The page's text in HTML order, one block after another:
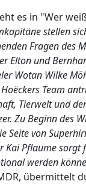
es in "Wer
stellen
Fragen des
Elton und
Wotan Wilke
Team
Tierwelt und
Zu Beginn des
Seite von
Kai Pflaume sorgt
werden
übermittelt